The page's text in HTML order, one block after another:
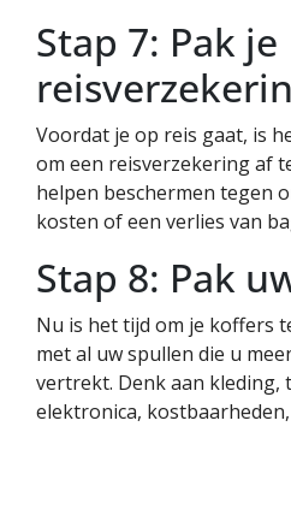
Stap 7: Pak je
Voordat je op reis gaat, is
om een reisverzekering af
helpen beschermen tegen
kosten of een verlies van
Stap 8: Pak
Nu is het tijd om je koffers
met al uw spullen die u
vertrekt. Denk aan kleding,
elektronica,